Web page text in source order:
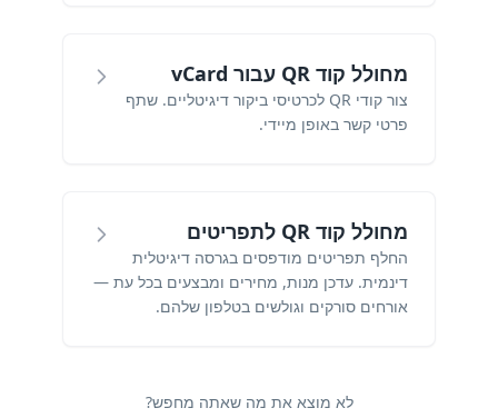
מחולל קוד QR עבור vCard
צור קודי QR לכרטיסי ביקור דיגיטליים. שתף
פרטי קשר באופן מיידי.
מחולל קוד QR לתפריטים
החלף תפריטים מודפסים בגרסה דיגיטלית
דינמית. עדכן מנות, מחירים ומבצעים בכל עת —
אורחים סורקים וגולשים בטלפון שלהם.
לא מוצא את מה שאתה מחפש?